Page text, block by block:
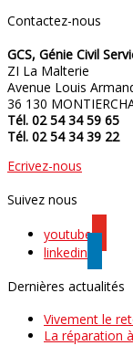
Contactez-nous
GCS, Génie Civil
ZI La Malterie
Avenue Louis
36 130
Tél. 02 54 34 59 65
Tél. 02 54 34 39 22
Ecrivez-nous
Suivez nous
youtube
linkedin
Dernières actualités
Vivement le
La réparation